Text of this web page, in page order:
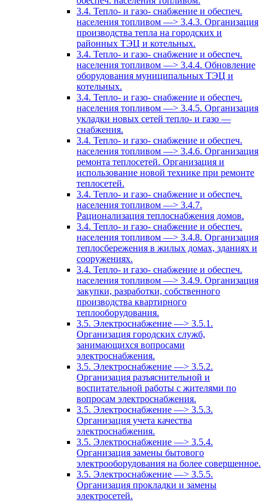
3.4. Тепло- и газо- снабжение и обеспеч.
населения топливом —> 3.4.3. Организация
производства тепла на городских и
районных ТЭЦ и котельных.
3.4. Тепло- и газо- снабжение и обеспеч.
населения топливом —> 3.4.4. Обновление
оборудования муниципальных ТЭЦ и
котельных.
3.4. Тепло- и газо- снабжение и обеспеч.
населения топливом —> 3.4.5. Организация
укладки новых сетей тепло- и газо —
снабжения.
3.4. Тепло- и газо- снабжение и обеспеч.
населения топливом —> 3.4.6. Организация
ремонта теплосетей. Организация и
использование новой технике при ремонте
теплосетей.
3.4. Тепло- и газо- снабжение и обеспеч.
населения топливом —> 3.4.7.
Рационализация теплоснабжения домов.
3.4. Тепло- и газо- снабжение и обеспеч.
населения топливом —> 3.4.8. Организация
теплосбережения в жилых домах, зданиях и
сооружениях.
3.4. Тепло- и газо- снабжение и обеспеч.
населения топливом —> 3.4.9. Организация
закупки, разработки, собственного
производства квартирного
теплооборудования.
3.5. Электроснабжение —> 3.5.1.
Организация городских служб,
занимающихся вопросами
электроснабжения.
3.5. Электроснабжение —> 3.5.2.
Организация разъяснительной и
воспитательной работы с жителями по
вопросам электроснабжения.
3.5. Электроснабжение —> 3.5.3.
Организация учета качества
электроснабжения.
3.5. Электроснабжение —> 3.5.4.
Организация замены бытового
электрооборудования на более совершенное.
3.5. Электроснабжение —> 3.5.5.
Организация прокладки и замены
электросетей.